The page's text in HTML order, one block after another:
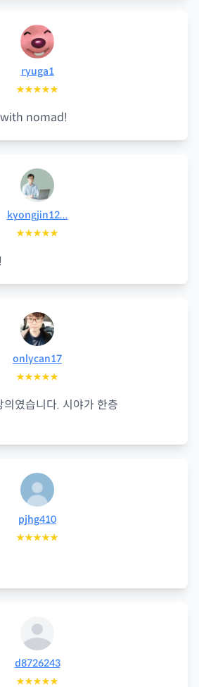
ryuga1
★★★★★
with nomad!
kyongjin12...
★★★★★
onlycan17
★★★★★
였습니다. 시야가 한층
pjhg410
★★★★★
d8726243
★★★★★